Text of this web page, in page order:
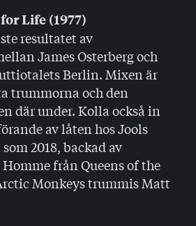
Life (1977)
resultatet av
James Osterberg och
Berlin. Mixen är
trummorna och den
där under. Kolla också in
av låten hos Jools
2018, backad av
från Queens of the
Monkeys trummis Matt